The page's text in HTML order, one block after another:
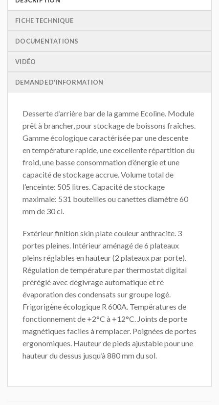
FICHE TECHNIQUE
DOCUMENTATIONS
VIDÉO
DEMANDE D'INFORMATION
Desserte d’arrière bar de la gamme Ecoline. Module
prêt à brancher, pour stockage de boissons fraîches.
Gamme écologique caractérisée par une descente
en température rapide, une excellente répartition du
froid, une basse consommation d’énergie et une
capacité de stockage accrue. Volume total de
l’enceinte: 505 litres. Capacité de stockage
maximale: 531 bouteilles ou canettes diamètre 60
mm de 30 cl.
Extérieur finition skin plate couleur anthracite. 3
portes pleines. Intérieur aménagé de 6 plateaux
pleins réglables en hauteur (2 plateaux par porte).
Régulation de température par thermostat digital
préréglé avec dégivrage automatique et ré
évaporation des condensats sur groupe logé.
Frigorigène écologique R 600A. Températures de
fonctionnement de +2°C à +12°C. Joints de porte
magnétiques faciles à remplacer. Poignées de portes
ergonomiques. Hauteur de pieds ajustable pour une
hauteur du dessus jusqu’à 880 mm du sol.